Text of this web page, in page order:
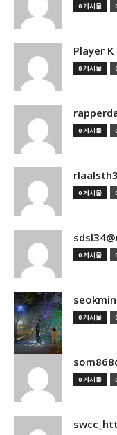
0 게시물
Player K
0 게시물
0 게시물
0 게시물
0 게시물
0 게시물
0 게시물